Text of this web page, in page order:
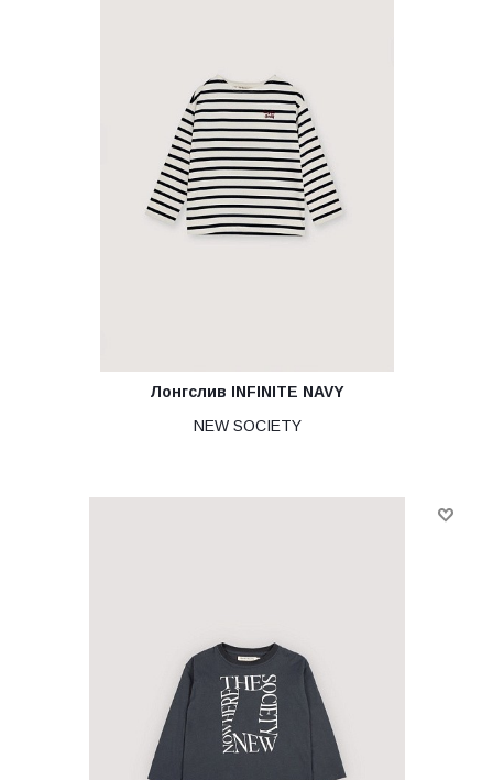
Лонгслив INFINITE NAVY
NEW SOCIETY